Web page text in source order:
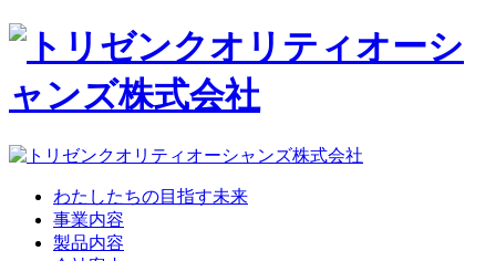
わたしたちの目指す未来
事業内容
製品内容